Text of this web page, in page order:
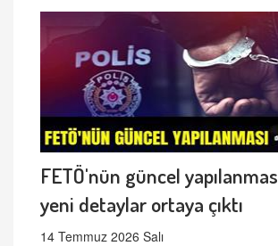
FETÖ'nün güncel
yeni detaylar ortaya çıktı
14 Temmuz 2026 Salı